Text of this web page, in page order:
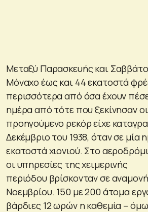
Μεταξύ Παρασκευής και
Μόναχο έως και 44 εκατοστά
περισσότερα από όσα έχουν
ημέρα από τότε που ξεκίνησαν
προηγούμενο ρεκόρ είχε
Δεκέμβριο του 1938, όταν σε μία
εκατοστά χιονιού. Στο
οι υπηρεσίες της χειμερινής
περιόδου βρίσκονταν σε
Νοεμβρίου. 150 με 200 άτομα
βάρδιες 12 ωρών η καθεμία –